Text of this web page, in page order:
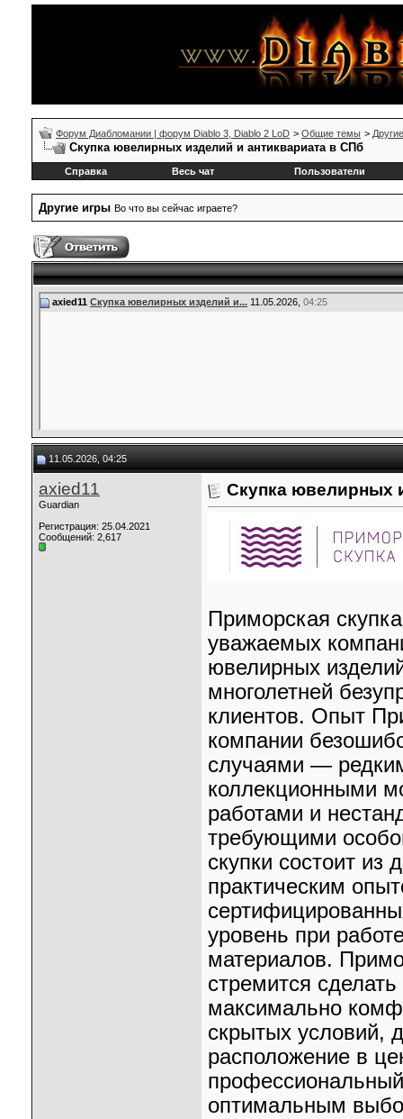
Форум Диабломании | форум Diablo 3, Diablo 2 LoD > Общие темы >
Скупка ювелирных изделий и антиквариата в СПб
Справка Весь чат Пользователи
Другие игры Во что вы сейчас играете?
axied11 Скупка ювелирных изделий и... 11.05.2026, 04:25
11.05.2026, 04:25
axied11
Guardian
Регистрация: 25.04.2021
Сообщений: 2,617
Скупка ювелирных
Приморская
уважаемых
ювелирных
многолетней
клиентов. Опыт
компании
случаями —
коллекционными
работами и
требующими
скупки состоит
практическим
уровень при
материалов.
стремится
максимально
скрытых условий,
расположение в
оптимальным